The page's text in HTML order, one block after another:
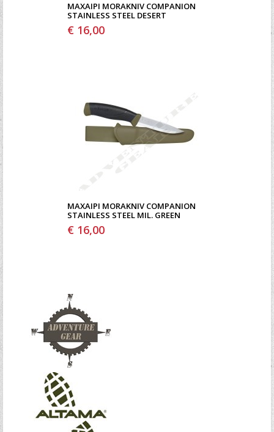
ΜΑΧΑΊΡΙ MORAKNIV COMPANION
STAINLESS STEEL DESERT
€ 16,00
ΜΑΧΑΊΡΙ MORAKNIV COMPANION
STAINLESS STEEL MIL. GREEN
€ 16,00